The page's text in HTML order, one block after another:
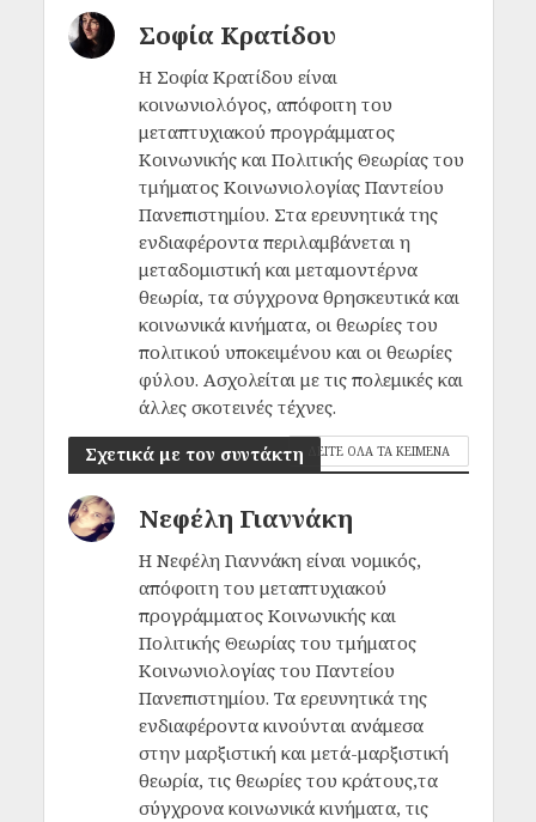
Σοφία Κρατίδου
Η Σοφία Κρατίδου είναι
κοινωνιολόγος, απόφοιτη του
μεταπτυχιακού προγράμματος
Κοινωνικής και Πολιτικής Θεωρίας του
τμήματος Κοινωνιολογίας Παντείου
Πανεπιστημίου. Στα ερευνητικά της
ενδιαφέροντα περιλαμβάνεται η
μεταδομιστική και μεταμοντέρνα
θεωρία, τα σύγχρονα θρησκευτικά και
κοινωνικά κινήματα, οι θεωρίες του
πολιτικού υποκειμένου και οι θεωρίες
φύλου. Ασχολείται με τις πολεμικές και
άλλες σκοτεινές τέχνες.
Σχετικά με τον συντάκτη ΔΕΙΤΕ ΟΛΑ ΤΑ ΚΕΙΜΕΝΑ
Νεφέλη Γιαννάκη
H Νεφέλη Γιαννάκη είναι νομικός,
απόφοιτη του μεταπτυχιακού
προγράμματος Κοινωνικής και
Πολιτικής Θεωρίας του τμήματος
Κοινωνιολογίας του Παντείου
Πανεπιστημίου. Τα ερευνητικά της
ενδιαφέροντα κινούνται ανάμεσα
στην μαρξιστική και μετά-μαρξιστική
θεωρία, τις θεωρίες του κράτους,τα
σύγχρονα κοινωνικά κινήματα, τις